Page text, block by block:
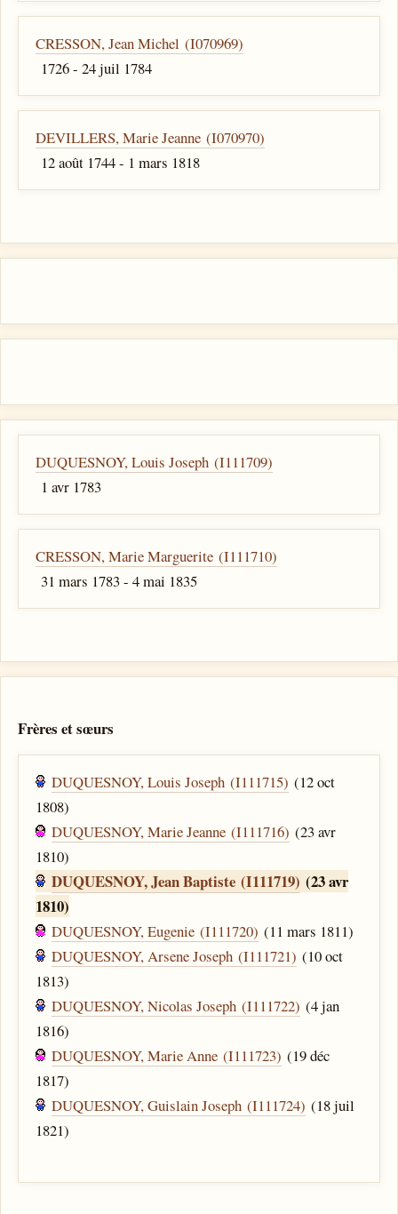
CRESSON, Jean Michel (I070969)
1726 - 24 juil 1784
DEVILLERS, Marie Jeanne (I070970)
12 août 1744 - 1 mars 1818
DUQUESNOY, Louis Joseph (I111709)
1 avr 1783
CRESSON, Marie Marguerite (I111710)
31 mars 1783 - 4 mai 1835
Frères et sœurs
DUQUESNOY, Louis Joseph (I111715) (12 oct
1808)
DUQUESNOY, Marie Jeanne (I111716) (23 avr
1810)
DUQUESNOY, Jean Baptiste (I111719) (23 avr
1810)
DUQUESNOY, Eugenie (I111720) (11 mars 1811)
DUQUESNOY, Arsene Joseph (I111721) (10 oct
1813)
DUQUESNOY, Nicolas Joseph (I111722) (4 jan
1816)
DUQUESNOY, Marie Anne (I111723) (19 déc
1817)
DUQUESNOY, Guislain Joseph (I111724) (18 juil
1821)